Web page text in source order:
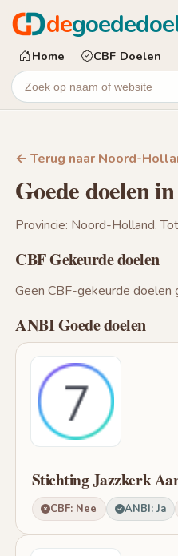
de
Home CBF Doelen
← Terug naar Noord-
Goede doelen
Provincie: Noord-Holland.
CBF Gekeurde doelen
Geen CBF-gekeurde doelen
ANBI Goede doelen
Stichting Jazzkerk
CBF: Nee ANBI: Ja